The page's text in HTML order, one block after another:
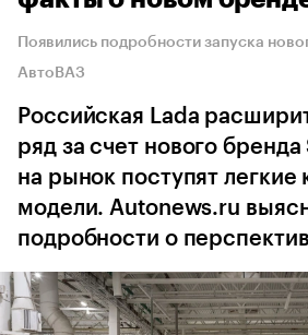
Появились подробности запуска
АвтоВАЗ
Российская Lada
ряд за счет нового
на рынок поступят
модели. Autonews.ru
подробности о